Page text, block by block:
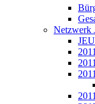
Netzwerk